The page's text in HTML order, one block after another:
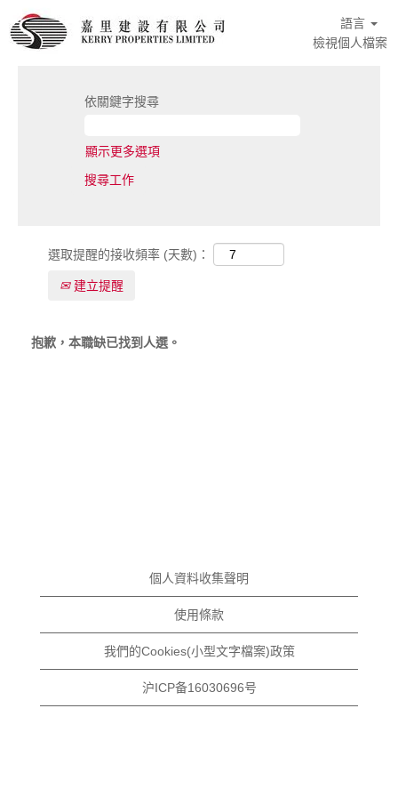
語言
檢視個人檔案
依關鍵字搜尋
顯示更多選項
選取提醒的接收頻率 (天數)：
建立提醒
抱歉，本職缺已找到人選。
個人資料收集聲明
使用條款
我們的Cookies(小型文字檔案)政策
沪ICP备16030696号